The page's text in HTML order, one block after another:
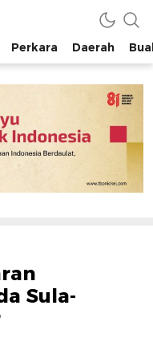
Perkara Daerah
Sula-